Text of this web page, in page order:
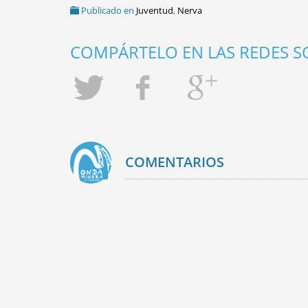
Publicado en Juventud, Nerva
COMPÁRTELO EN LAS REDES
COMENTARIOS